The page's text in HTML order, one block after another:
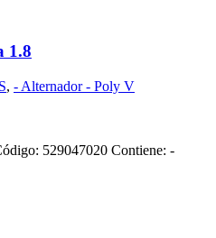
1.8
, - Alternador - Poly V
529047020 Contiene: -